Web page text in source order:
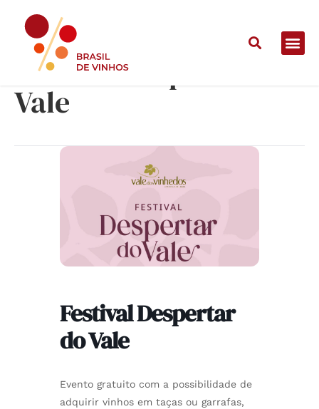
Festival Despertar do
Vale
Festival Despertar
do Vale
Evento gratuito com a possibilidade de
adquirir vinhos em taças ou garrafas,